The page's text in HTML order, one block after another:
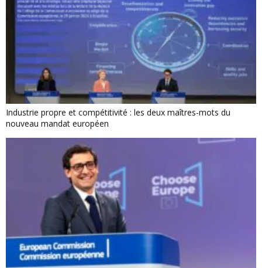
Industrie propre et compétitivité : les deux maîtres-mots du
nouveau mandat européen